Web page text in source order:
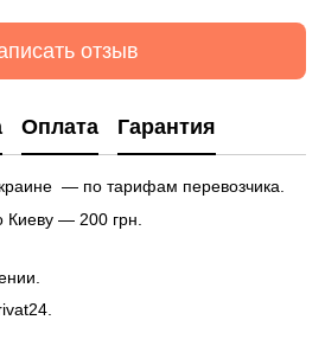
отзыв
Оплата Гарантия
— по тарифам перевозчика.
Киеву — 200 грн.